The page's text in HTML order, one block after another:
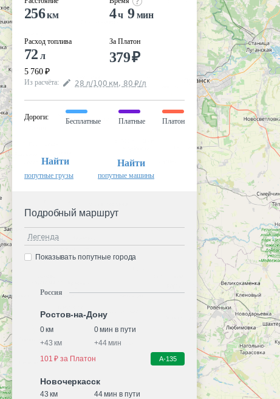
256км
Расход топлива
72 л
5 760 ₽
4ч 9мин
За Платон
379₽
Из расчёта: 28 л/100 км, 80 ₽/л
Дороги:
Бесплатные Платные Платон
Найти
попутные грузы
Найти
попутные машины
Подробный маршрут
Легенда
Показывать попутные города
Россия
Ростов-на-Дону
0 км
0 мин в пути
+43 км +44 мин
101 ₽ за Платон
А-135
Новочеркасск
43 км
44 мин в пути